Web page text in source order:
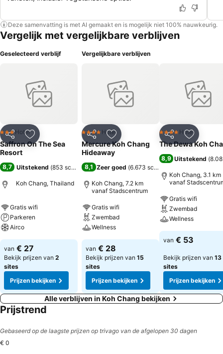
Deze samenvatting is met AI gemaakt en is mogelijk niet 100% nauwkeurig.
Vergelijk met vergelijkbare verblijven
Geselecteerd verblijf
Delen Toevoegen aan favorieten
3 Sterren
Hotel
Saffron On The Sea
Resort
8,7 Uitstekend (853 scores )
Koh Chang, Thailand
Gratis wifi
Parkeren
Airco
van € 27
Bekijk prijzen van 2
sites
Prijzen bekijken
Vergelijkbare verblijven
Delen Toevoegen aan favorieten
4 SterrenHotel
Mercure Koh Chang
Hideaway
8,1 Zeer goed (6.673 scores
Koh Chang, 7.2 km
vanaf Stadscentrum
Gratis wifi
Zwembad
Wellness
van € 28
Bekijk prijzen van 15
sites
Prijzen bekijken
Delen
4 SterrenHotel
The Dewa Koh
8,9 Uitstekend (
Koh Chang, 3.1 km
vanaf
Gratis wifi
Zwembad
Wellness
van € 53
Bekijk prijzen van 13
sites
Prijzen bekijken
Alle verblijven in Koh Chang bekijken
Prijstrend
Gebaseerd op de laagste prijzen op trivago van de afgelopen 30 dagen
€ 0